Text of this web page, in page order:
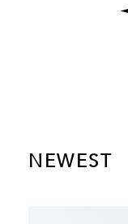
NEWEST